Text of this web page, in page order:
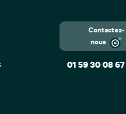
Contactez-
nous
01 59 30 08 67